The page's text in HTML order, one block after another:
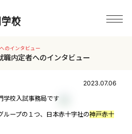
のインタビュー
内定者へのインタビュー
2023.07.06
学校入試事務局です
ープの１つ、日本赤十字社の神戸赤十